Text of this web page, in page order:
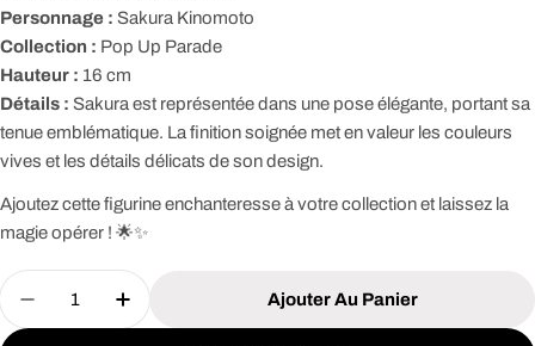
Personnage : Sakura Kinomoto
Collection : Pop Up Parade
Hauteur : 16 cm
Détails : Sakura est représentée dans une pose élégante, portant sa
tenue emblématique. La finition soignée met en valeur les couleurs
vives et les détails délicats de son design.
Ajoutez cette figurine enchanteresse à votre collection et laissez la
magie opérer ! 🌟✨
Quantité
Diminuer La Quantité Pour CARDCAPTOR
Augmenter La Quantité Pour
Ajouter Au Panier